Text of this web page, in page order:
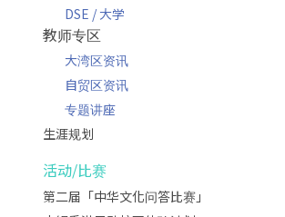
DSE / 大学
教师专区
大湾区资讯
自贸区资讯
专题讲座
生涯规划
活动/比赛
第二届「中华文化问答比赛」